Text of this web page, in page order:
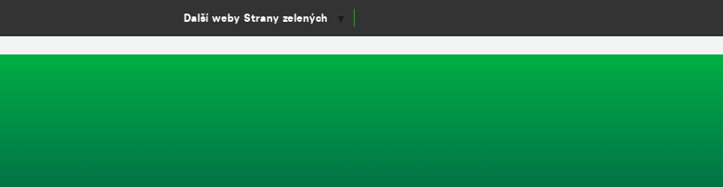
window.dataLayer = window.dataLayer || []; function gtag(){dataLayer.push(arguments);} gtag('js', new Date());
Další weby Strany zelených ▼